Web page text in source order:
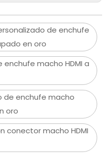
de enchufe
en oro
macho HDMI a
de enchufe macho
oro
conector macho HDMI